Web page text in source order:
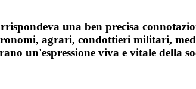
una ben precisa
agrari, condottieri militari,
un'espressione viva e vitale della